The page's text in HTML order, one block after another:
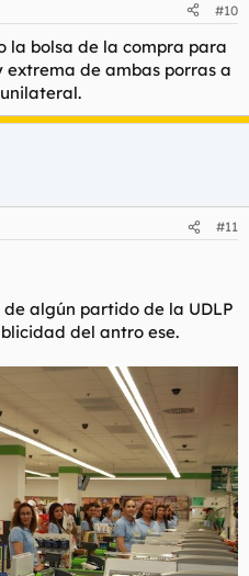
#10
la bolsa de la compra para
de ambas porras a
#11
algún partido de la UDLP
del antro ese.